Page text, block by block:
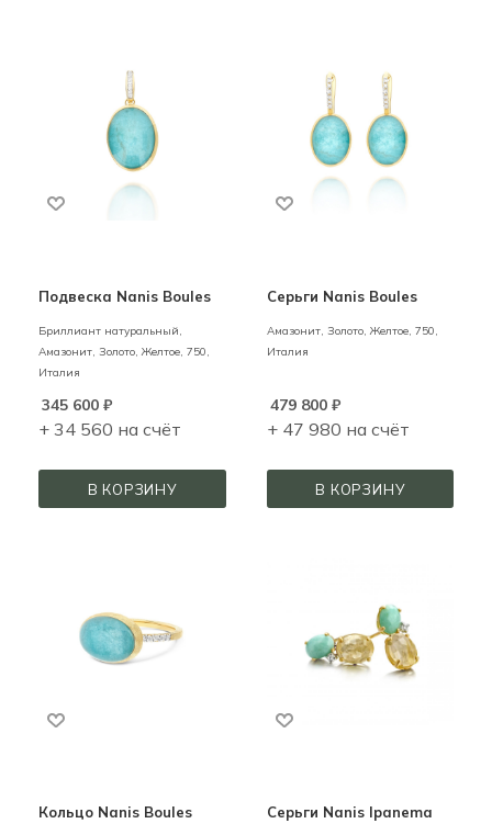
Подвеска Nanis Boules
Бриллиант натуральный,
Амазонит, Золото, Желтое, 750,
Италия
345 600 ₽
+ 34 560 на счёт
В КОРЗИНУ
Серьги Nanis Boules
Амазонит, Золото, Желтое, 750,
Италия
479 800₽
+ 47 980 на счёт
В КОРЗИНУ
Кольцо Nanis Boules Серьги Nanis Ipanema